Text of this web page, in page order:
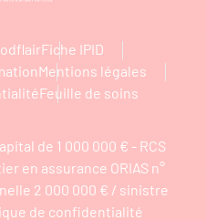
Fiche IPID
Mentions légales
Feuille de soins
de 1 000 000 € - RCS
en assurance ORIAS n°
2 000 000 € / sinistre
de confidentialité